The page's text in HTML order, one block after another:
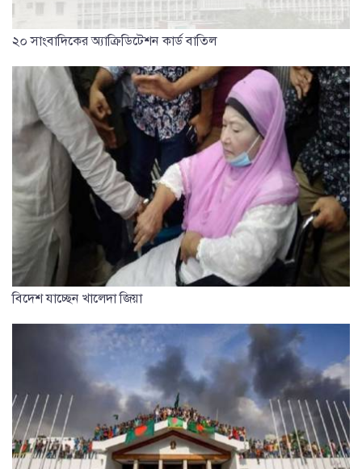
২০ সাংবাদিকের অ্যাক্রিডিটেশন কার্ড বাতিল
বিদেশ যাচ্ছেন খালেদা জিয়া